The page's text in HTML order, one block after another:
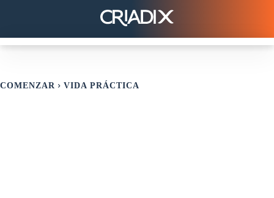
COMENZAR VIDA PRÁCTICA